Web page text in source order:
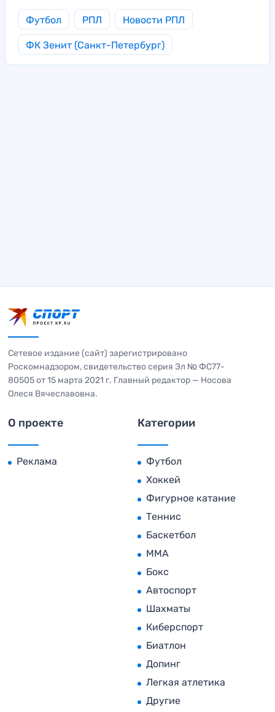
Футбол РПЛ Новости РПЛ
ФК Зенит (Санкт-Петербург)
Сетевое издание (сайт) зарегистрировано
Роскомнадзором, свидетельство серия Эл № ФС77-
80505 от 15 марта 2021 г. Главный редактор — Носова
Олеся Вячеславовна.
О проекте
Реклама
Категории
Футбол
Хоккей
Фигурное катание
Теннис
Баскетбол
MMA
Бокс
Автоспорт
Шахматы
Киберспорт
Биатлон
Допинг
Легкая атлетика
Другие